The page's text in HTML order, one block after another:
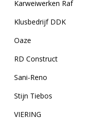
Karweiwerken Raf
Klusbedrijf DDK
Oaze
RD Construct
Sani-Reno
Stijn Tiebos
VIERING